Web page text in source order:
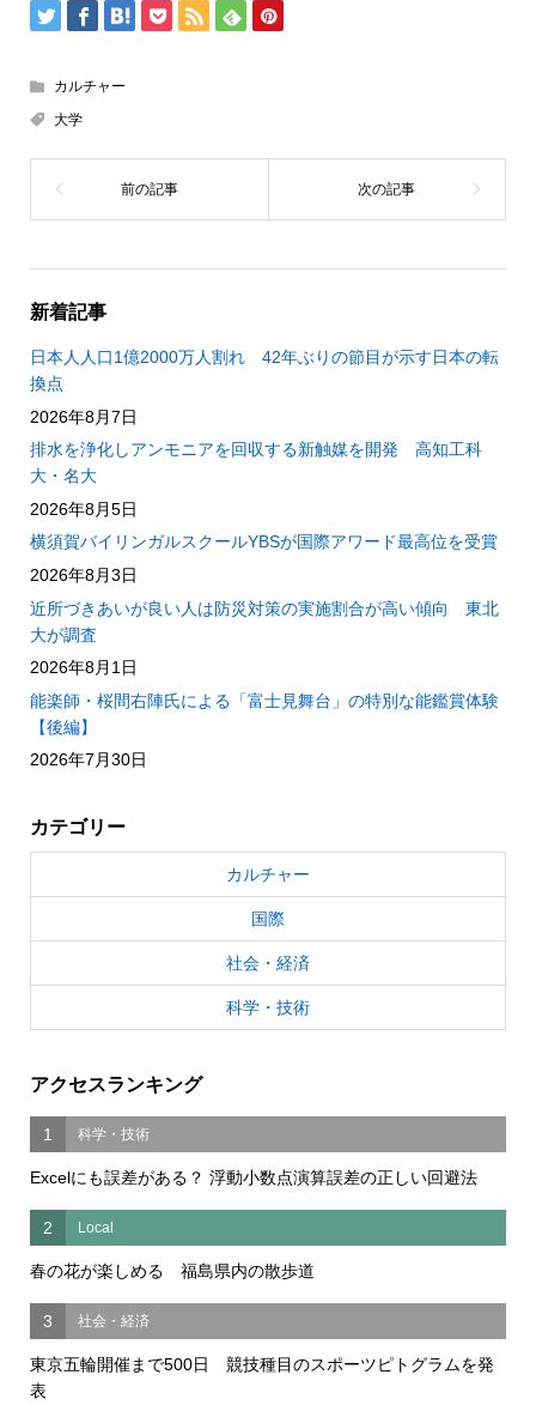
カルチャー
大学
新着記事
日本人人口1億2000万人割れ 42年ぶりの節目が示す日本の転
換点
2026年8月7日
排水を浄化しアンモニアを回収する新触媒を開発 高知工科
大・名大
2026年8月5日
横須賀バイリンガルスクールYBSが国際アワード最高位を受賞
2026年8月3日
近所づきあいが良い人は防災対策の実施割合が高い傾向 東北
大が調査
2026年8月1日
能楽師・桜間右陣氏による「富士見舞台」の特別な能鑑賞体験
【後編】
2026年7月30日
カテゴリー
カルチャー
国際
社会・経済
科学・技術
アクセスランキング
1 科学・技術
Excelにも誤差がある？ 浮動小数点演算誤差の正しい回避法
2 Local
春の花が楽しめる 福島県内の散歩道
3 社会・経済
東京五輪開催まで500日 競技種目のスポーツピトグラムを発
表